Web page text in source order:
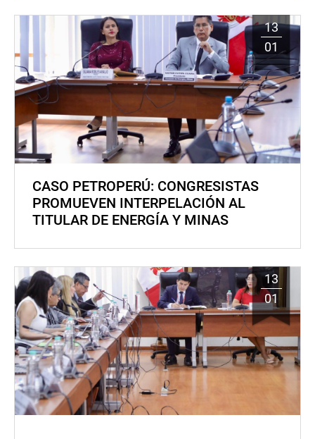
13
01
CASO PETROPERÚ: CONGRESISTAS
PROMUEVEN INTERPELACIÓN AL
TITULAR DE ENERGÍA Y MINAS
13
01